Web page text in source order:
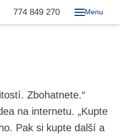
Menu
774 849 270
Zbohatnete.“
na internetu. „Kupte
Pak si kupte další a